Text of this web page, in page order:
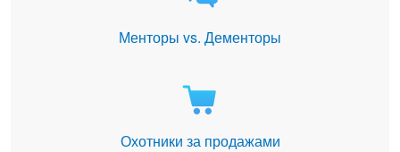
Менторы vs. Дементоры
Охотники за продажами